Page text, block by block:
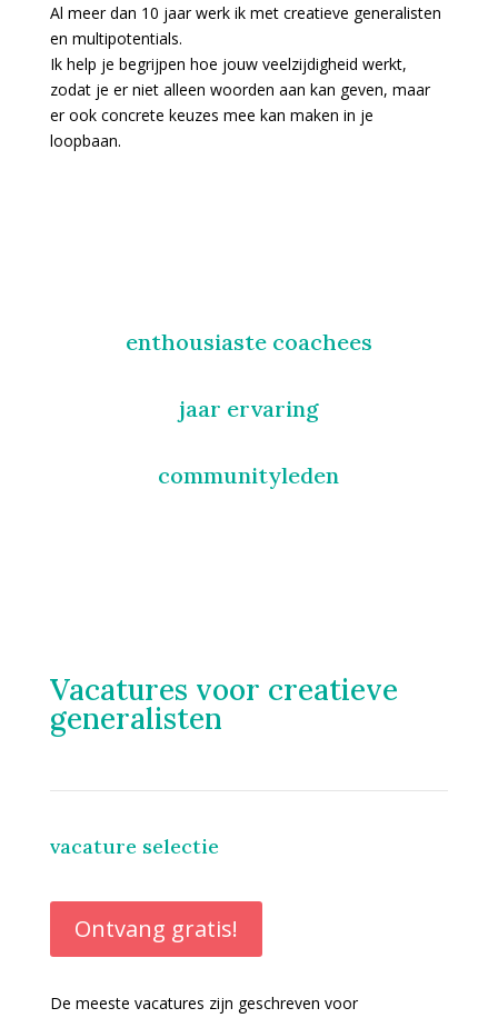
Al meer dan 10 jaar werk ik met creatieve generalisten
en multipotentials.
Ik help je begrijpen hoe jouw veelzijdigheid werkt,
zodat je er niet alleen woorden aan kan geven, maar
er ook concrete keuzes mee kan maken in je
loopbaan.
enthousiaste coachees
jaar ervaring
communityleden
Vacatures voor creatieve
generalisten
vacature selectie
Ontvang gratis!
De meeste vacatures zijn geschreven voor